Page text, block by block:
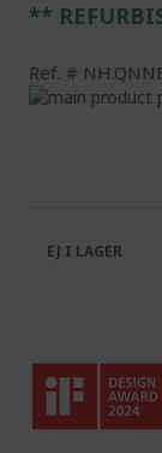
**
Ref.
Skip
images
gallery
the
images
EJ I LAGER